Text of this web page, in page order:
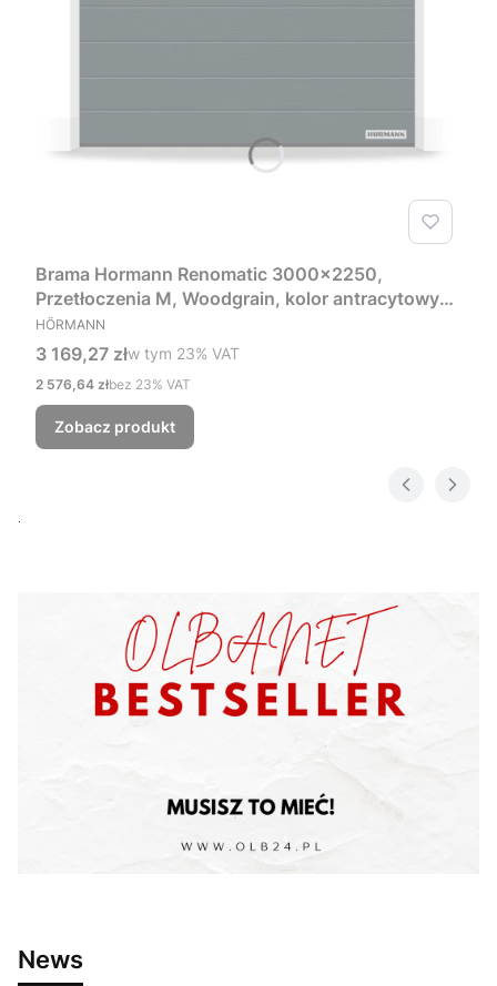
Brama Hormann Renomatic 3000x2250,
Przetłoczenia M, Woodgrain, kolor antracytowy
RAL 7016 + Prowadzenie Z
PRODUCENT
HÖRMANN
Cena brutto
3 169,27 złw tym %s VAT
w tym 23% VAT
Cena netto
2 576,64 złbez 23% VAT
Zobacz produkt
News